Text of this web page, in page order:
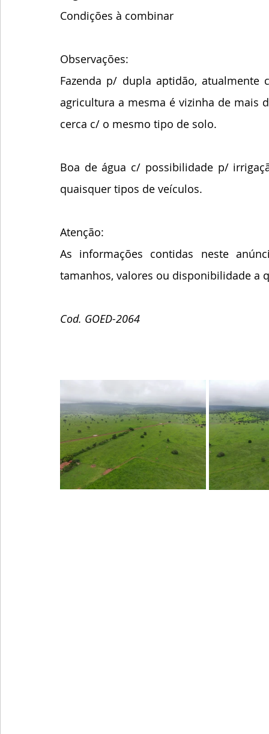
Condições à combinar
Observações:
Fazenda p/ dupla aptidão,
agricultura a mesma é vizinha de mais
cerca c/ o mesmo tipo de solo.
Boa de água c/ possibilidade p/
quaisquer tipos de veículos.
Atenção:
As informações contidas neste
tamanhos, valores ou disponibilidade a
Cod. GOED-2064